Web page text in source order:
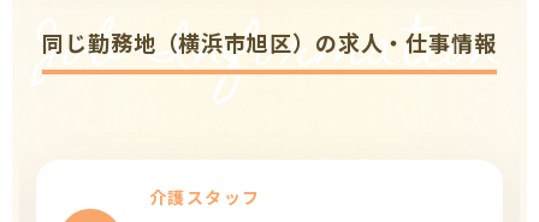
Job Information
同じ勤務地（横浜市旭区）の求人・仕事情報
介護スタッフ